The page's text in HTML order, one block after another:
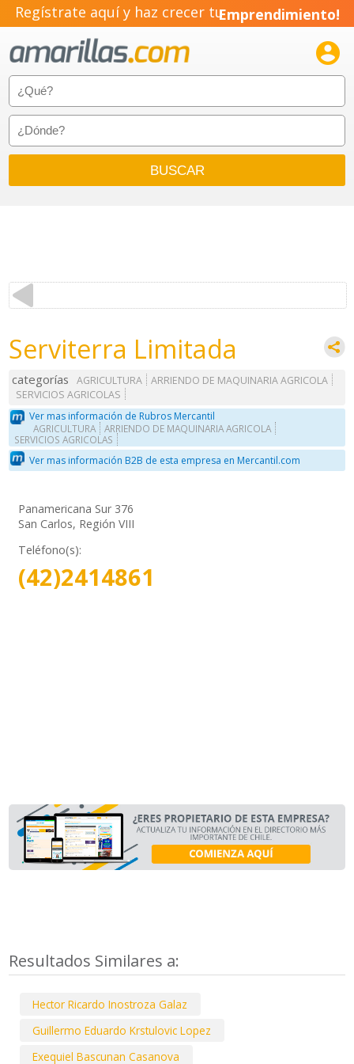
Regístrate aquí y haz crecer tuEmprendimiento!

Serviterra Limitada
categorías AGRICULTURA
ARRIENDO DE MAQUINARIA AGRICOLA
SERVICIOS AGRICOLAS
Ver mas información de Rubros Mercantil
AGRICULTURA
ARRIENDO DE MAQUINARIA AGRICOLA
SERVICIOS AGRICOLAS
Ver mas información B2B de esta empresa en Mercantil.com
Panamericana Sur 376
San Carlos, Región VIII
Teléfono(s):
(42)2414861
Resultados Similares a:
Hector Ricardo Inostroza Galaz
Guillermo Eduardo Krstulovic Lopez
Exequiel Bascunan Casanova